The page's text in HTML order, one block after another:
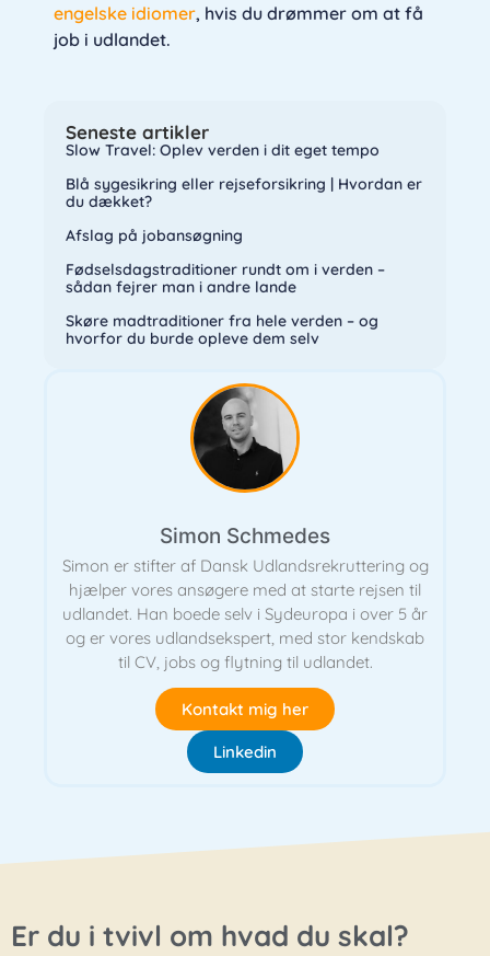
engelske idiomer, hvis du drømmer om at få
job i udlandet.
Seneste artikler
Slow Travel: Oplev verden i dit eget tempo
Blå sygesikring eller rejseforsikring | Hvordan er
du dækket?
Afslag på jobansøgning
Fødselsdagstraditioner rundt om i verden –
sådan fejrer man i andre lande
Skøre madtraditioner fra hele verden – og
hvorfor du burde opleve dem selv
Simon Schmedes
Simon er stifter af Dansk Udlandsrekruttering og
hjælper vores ansøgere med at starte rejsen til
udlandet. Han boede selv i Sydeuropa i over 5 år
og er vores udlandsekspert, med stor kendskab
til CV, jobs og flytning til udlandet.
Kontakt mig her
Linkedin
Er du i tvivl om hvad du skal?